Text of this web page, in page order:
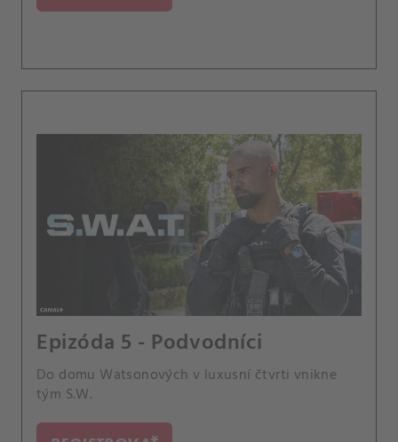
Epizóda 5 - Podvodníci
Do domu Watsonových v luxusní čtvrti vnikne
tým S.W.